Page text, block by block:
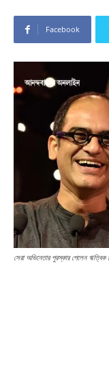
Facebook
সেরা অভিনেতার পুরস্কার পেলেন ঋত্বিক